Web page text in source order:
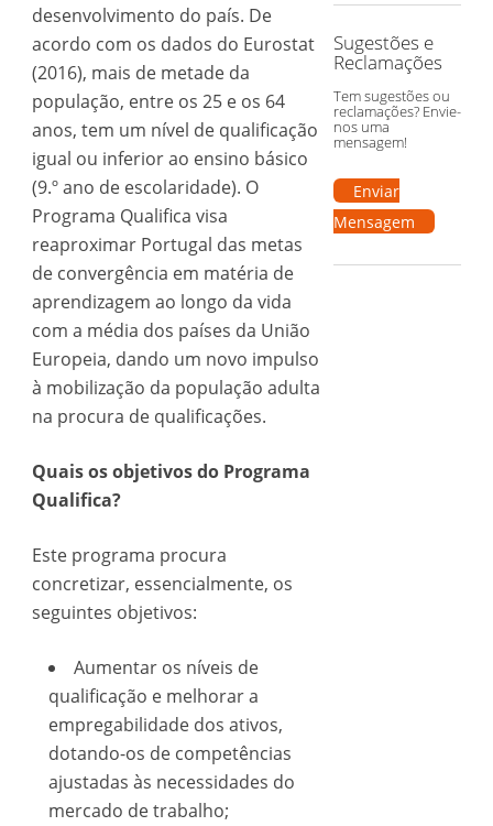
desenvolvimento do país. De
acordo com os dados do Eurostat
(2016), mais de metade da
população, entre os 25 e os 64
anos, tem um nível de qualificação
igual ou inferior ao ensino básico
(9.º ano de escolaridade). O
Programa Qualifica visa
reaproximar Portugal das metas
de convergência em matéria de
aprendizagem ao longo da vida
com a média dos países da União
Europeia, dando um novo impulso
à mobilização da população adulta
na procura de qualificações.
Quais os objetivos do Programa
Qualifica?
Este programa procura
concretizar, essencialmente, os
seguintes objetivos:
Aumentar os níveis de
qualificação e melhorar a
empregabilidade dos ativos,
dotando-os de competências
ajustadas às necessidades do
mercado de trabalho;
Sugestões e
Reclamações
Tem sugestões ou
reclamações? Envie-
nos uma
mensagem!
Enviar
Mensagem